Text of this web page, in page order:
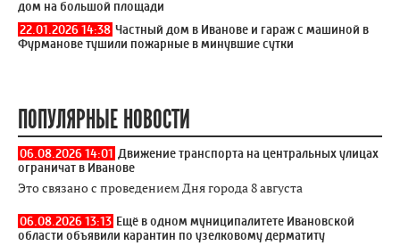
дом на большой площади
22.01.2026 14:38 Частный дом в Иванове и гараж с машиной в
Фурманове тушили пожарные в минувшие сутки
ПОПУЛЯРНЫЕ НОВОСТИ
06.08.2026 14:01 Движение транспорта на центральных улицах
ограничат в Иванове
Это связано с проведением Дня города 8 августа
06.08.2026 13:13 Ещё в одном муниципалитете Ивановской
области объявили карантин по узелковому дерматиту